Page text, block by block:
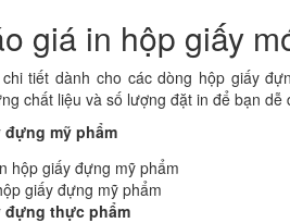
giá in hộp giấy
tiết dành cho các dòng hộp giấy
chất liệu và số lượng đặt in để bạn dễ
mỹ phẩm
giấy đựng mỹ phẩm
đựng thực phẩm